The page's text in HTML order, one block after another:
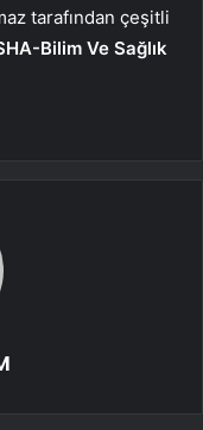
tarafından çeşitli
Bilim Ve Sağlık